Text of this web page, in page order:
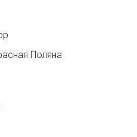
Поляна